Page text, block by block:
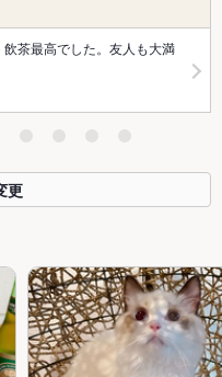
茶最高でした。友人も大満
更